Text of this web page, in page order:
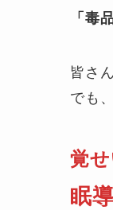
「毒
皆さ
でも
覚
眠